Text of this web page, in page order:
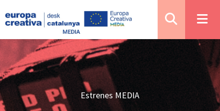
Estrenes MEDIA